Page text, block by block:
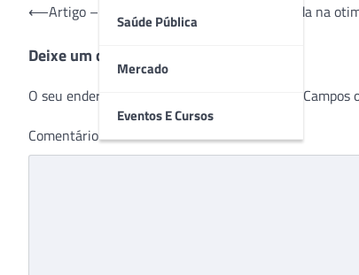
Saúde Pública
Mercado
Eventos E Cursos
Navegação
Post
⟵Artigo – A inteligência artificial como aliada na
Deixe um comentário
O seu endereço de e-mail não será publicado. Campos
Comentário*